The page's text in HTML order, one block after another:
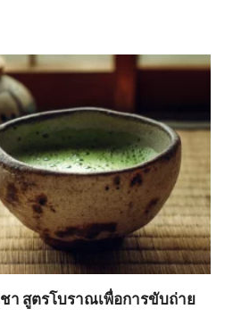
า สูตรโบราณเพื่อการขับถ่าย